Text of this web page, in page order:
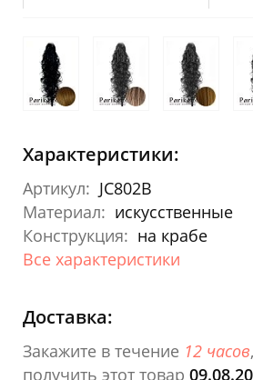
Характеристики:
Артикул: JC802B
Материал: искусственные
Конструкция: на крабе
Все характеристики
Доставка:
Закажите в течение 12 часов
получить этот товар